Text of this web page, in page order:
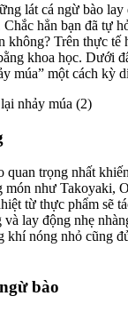
lát cá ngừ bào lay
hẳn bạn đã tự
không? Trên thực tế
khoa học. Dưới
múa” một cách kỳ
trọng nhất
món như Takoyaki,
từ thực phẩm sẽ
lay động nhẹ
khí nóng nhỏ cũng
bào